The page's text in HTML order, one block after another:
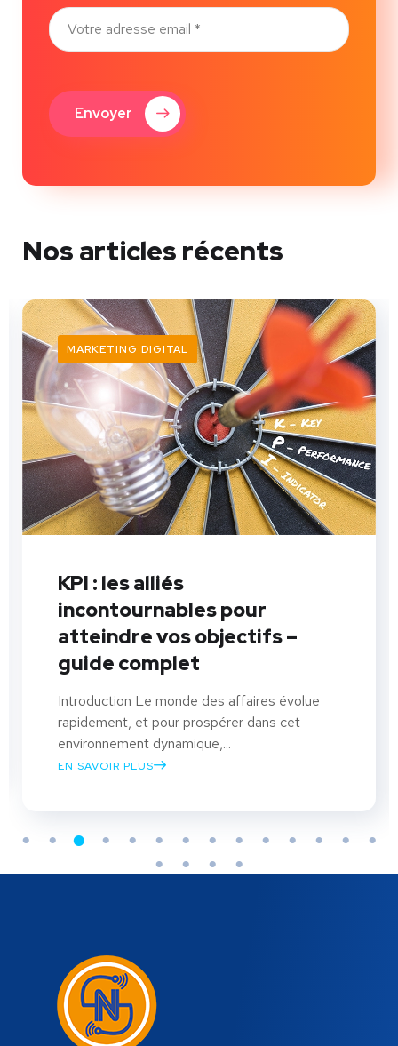
Envoyer
Nos articles récents
MARKETING DIGITAL
KPI : les alliés
incontournables pour
atteindre vos objectifs –
guide complet
Introduction Le monde des affaires évolue
rapidement, et pour prospérer dans cet
environnement dynamique,...
EN SAVOIR PLUS